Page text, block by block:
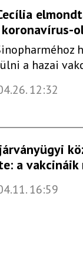
a hazai
12:32
a
16:59